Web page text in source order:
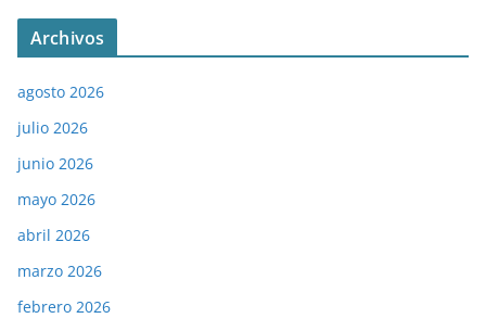
Archivos
agosto 2026
julio 2026
junio 2026
mayo 2026
abril 2026
marzo 2026
febrero 2026